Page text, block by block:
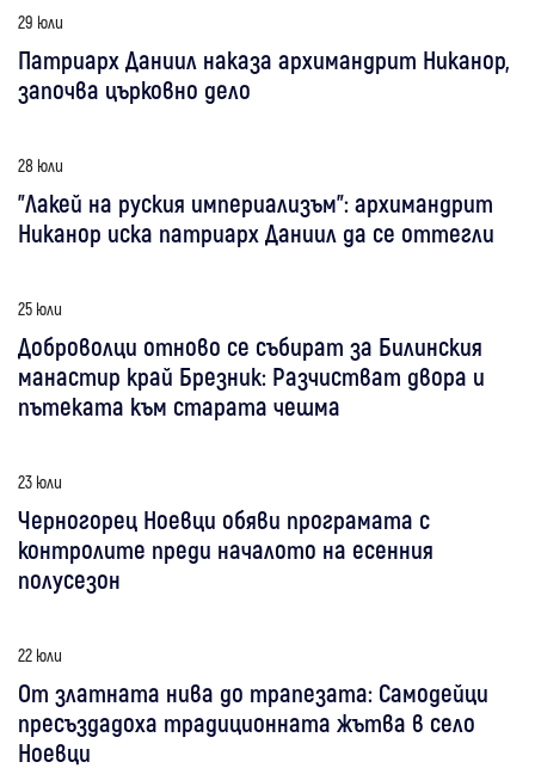
29 юли
Патриарх Даниил наказа архимандрит Никанор,
започва църковно дело
28 юли
"Лакей на руския империализъм": архимандрит
Никанор иска патриарх Даниил да се оттегли
25 юли
Доброволци отново се събират за Билинския
манастир край Брезник: Разчистват двора и
пътеката към старата чешма
23 юли
Черногорец Ноевци обяви програмата с
контролите преди началото на есенния
полусезон
22 юли
От златната нива до трапезата: Самодейци
пресъздадоха традиционната жътва в село
Ноевци